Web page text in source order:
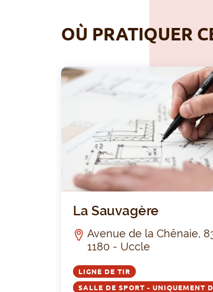
OÙ PRATIQUER
La Sauvagère
Avenue de la Chênaie,
1180 - Uccle
LIGNE DE TIR
SALLE DE SPORT - UNIQUEMENT